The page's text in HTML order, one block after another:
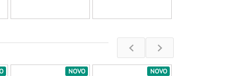
NOVO NOVO